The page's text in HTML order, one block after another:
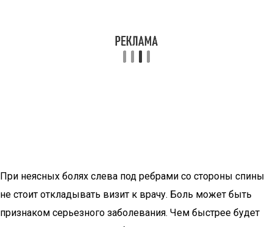
При неясных болях слева под ребрами со стороны спины
не стоит откладывать визит к врачу. Боль может быть
признаком серьезного заболевания. Чем быстрее будет